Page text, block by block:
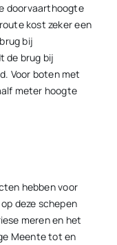
doorvaarthoogte
kost zeker een
bij
de brug bij
Voor boten met
meter hoogte
hebben voor
deze schepen
meren en het
Meente tot en